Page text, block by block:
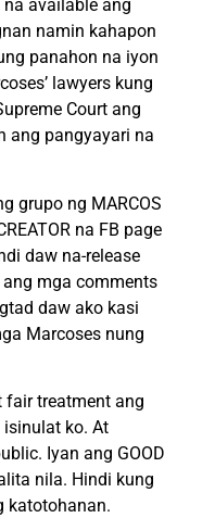
available ang
namin kahapon
panahon na iyon
lawyers kung
Court ang
ang pangyayari na
grupo ng MARCOS
na FB page
daw na-release
mga comments
daw ako kasi
Marcoses nung
fair treatment ang
isinulat ko. At
Iyan ang GOOD
nila. Hindi kung
katotohanan.